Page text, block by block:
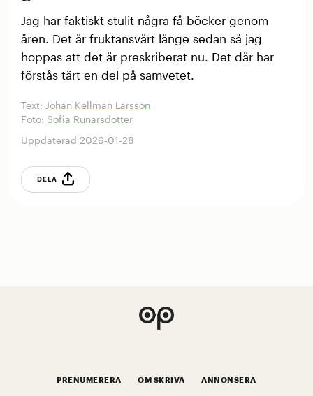
Jag har faktiskt stulit några få böcker genom
åren. Det är fruktansvärt länge sedan så jag
hoppas att det är preskriberat nu. Det där har
förstås tärt en del på samvetet.
Text:Johan Kellman Larsson
Foto: Sofia Runarsdotter
Uppdaterad 2026-01-28
DELA
PRENUMERERA OM SKRIVA ANNONSERA